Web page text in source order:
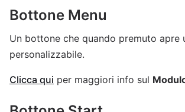
Bottone Menu
Un bottone che quando premuto apre
personalizzabile.
Clicca qui per maggiori info sul